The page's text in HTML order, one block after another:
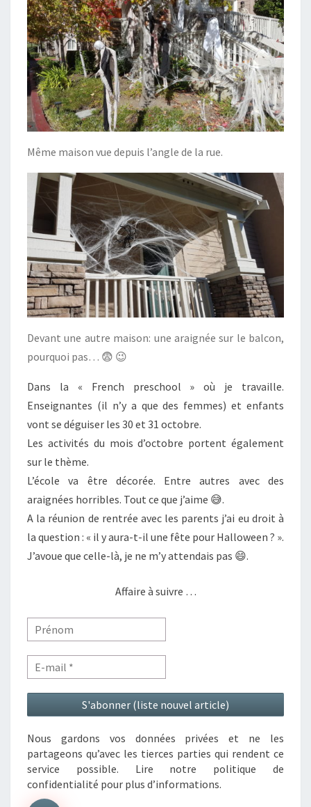
Même maison vue depuis l’angle de la rue.
Devant une autre maison: une araignée sur le balcon,
pourquoi pas… 😨 😉
Dans la « French preschool » où je travaille.
Enseignantes (il n’y a que des femmes) et enfants
vont se déguiser les 30 et 31 octobre.
Les activités du mois d’octobre portent également
sur le thème.
L’école va être décorée. Entre autres avec des
araignées horribles. Tout ce que j’aime 😅.
A la réunion de rentrée avec les parents j’ai eu droit à
la question : « il y aura-t-il une fête pour Halloween ? ».
J’avoue que celle-là, je ne m’y attendais pas 😄.
Affaire à suivre …
Nous gardons vos données privées et ne les
partageons qu’avec les tierces parties qui rendent ce
service possible. Lire notre politique de
confidentialité pour plus d’informations.